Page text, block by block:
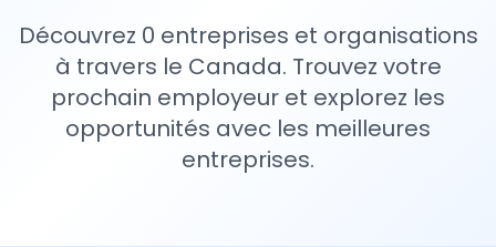
Découvrez 0 entreprises et organisations
à travers le Canada. Trouvez votre
prochain employeur et explorez les
opportunités avec les meilleures
entreprises.